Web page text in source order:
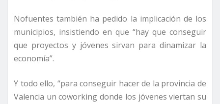
Nofuentes también ha pedido la implicación de los
municipios, insistiendo en que “hay que conseguir
que proyectos y jóvenes sirvan para dinamizar la
economía”.
Y todo ello, “para conseguir hacer de la provincia de
Valencia un coworking donde los jóvenes viertan su